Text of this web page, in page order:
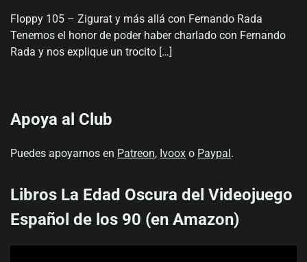
Floppy 105 – Zigurat y más allá con Fernando Rada
Tenemos el honor de poder haber charlado con Fernando
Rada y nos explique un trocito […]
Apoya al Club
Puedes apoyarnos en Patreon, Ivoox o Paypal.
Libros La Edad Oscura del Videojuego
Español de los 90 (en Amazon)